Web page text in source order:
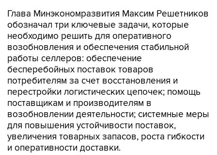
Глава Минэкономразвития Максим Решетников
обозначал три ключевые задачи, которые
необходимо решить для оперативного
возобновления и обеспечения стабильной
работы селлеров: обеспечение
бесперебойных поставок товаров
потребителям за счет восстановления и
перестройки логистических цепочек; помощь
поставщикам и производителям в
возобновлении деятельности; системные меры
для повышения устойчивости поставок,
увеличения товарных запасов, роста гибкости
и оперативности доставки.